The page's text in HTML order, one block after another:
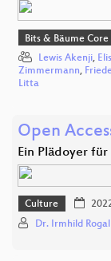
Bits & Bäume Core
Lewis Akenji,
Zimmermann,
Litta
Open
Ein Plädoyer
Culture
Dr. Irmhild